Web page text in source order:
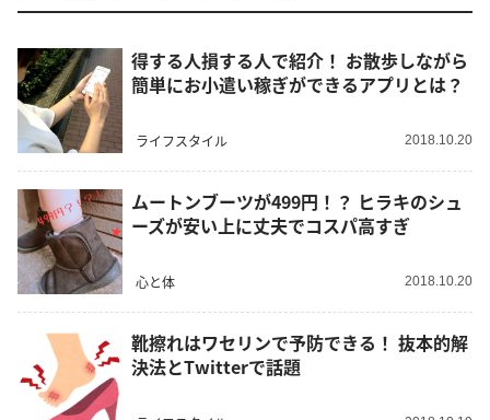
得する人損する人で紹介！ お散歩しながら
簡単にお小遣い稼ぎができるアプリとは？
ライフスタイル 2018.10.20
ムートンブーツが499円！？ ヒラキのシュ
ーズが安い上に丈夫でコスパ高すぎ
心と体 2018.10.20
靴擦れはワセリンで予防できる！ 抜本的解
決法とTwitterで話題